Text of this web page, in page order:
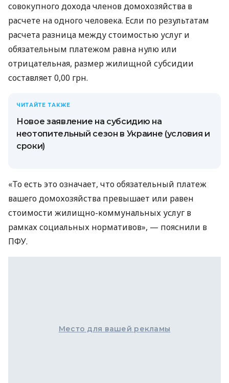
совокупного дохода членов домохозяйства в
расчете на одного человека. Если по результатам
расчета разница между стоимостью услуг и
обязательным платежом равна нулю или
отрицательная, размер жилищной субсидии
составляет 0,00 грн.
ЧИТАЙТЕ ТАКЖЕ
Новое заявление на субсидию на
неотопительный сезон в Украине (условия и
сроки)
«То есть это означает, что обязательный платеж
вашего домохозяйства превышает или равен
стоимости жилищно-коммунальных услуг в
рамках социальных нормативов», — пояснили в
ПФУ.
Место для вашей рекламы